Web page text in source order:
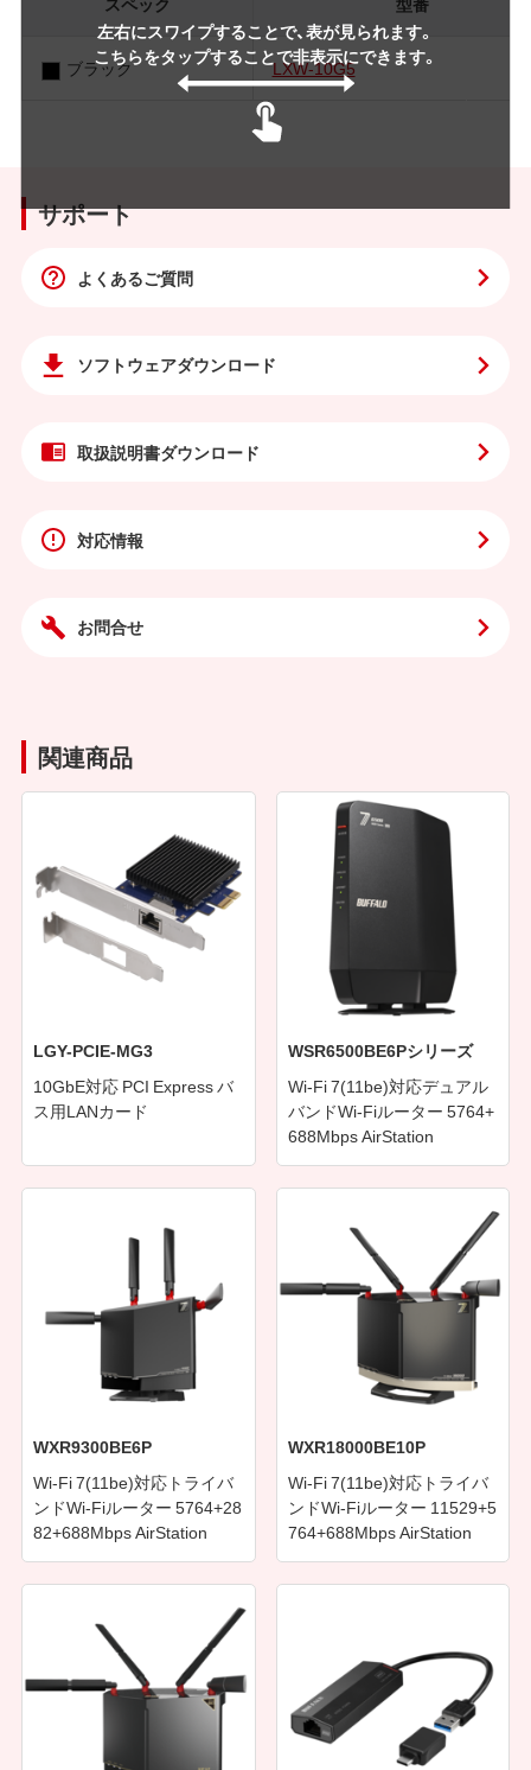
左右にスワイプすることで、表が見られます。
こちらをタップすることで非表示にできます。
ブラック LXW-10G5
サポート
よくあるご質問
ソフトウェアダウンロード
取扱説明書ダウンロード
対応情報
お問合せ
関連商品
LGY-PCIE-MG3
10GbE対応 PCI Express バ
ス用LANカード
WSR6500BE6Pシリーズ
Wi-Fi 7(11be)対応デュアル
バンドWi-Fiルーター 5764+
688Mbps AirStation
WXR9300BE6P
Wi-Fi 7(11be)対応トライバ
ンドWi-Fiルーター 5764+28
82+688Mbps AirStation
WXR18000BE10P
Wi-Fi 7(11be)対応トライバ
ンドWi-Fiルーター 11529+5
764+688Mbps AirStation